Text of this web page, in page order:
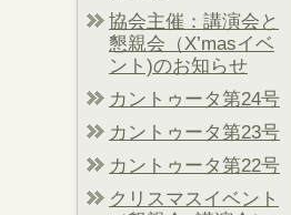
協会主催：講演会と
懇親会（X’masイベ
ント)のお知らせ
カントゥータ第24号
カントゥータ第23号
カントゥータ第22号
クリスマスイベント